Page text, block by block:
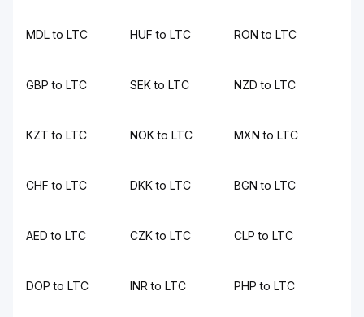
MDL to LTC HUF to LTC RON to LTC
GBP to LTC SEK to LTC NZD to LTC
KZT to LTC NOK to LTC MXN to LTC
CHF to LTC DKK to LTC BGN to LTC
AED to LTC CZK to LTC CLP to LTC
DOP to LTC INR to LTC PHP to LTC